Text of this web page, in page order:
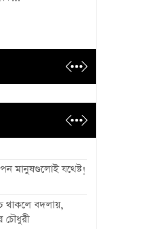
মানুষগুলোই যথেষ্ট!
থাকলে বদলায়,
চৌধুরী